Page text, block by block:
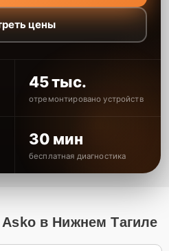
цены
45 тыс.
отремонтировано устройств
30 мин
бесплатная диагностика
в Нижнем Тагиле